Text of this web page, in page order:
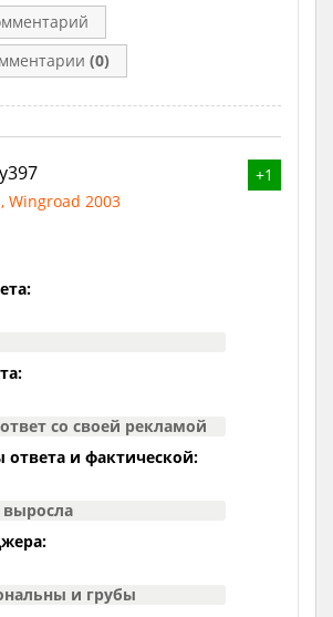
(0)
+1
Wingroad 2003
со своей рекламой
ответа и фактической:
и грубы